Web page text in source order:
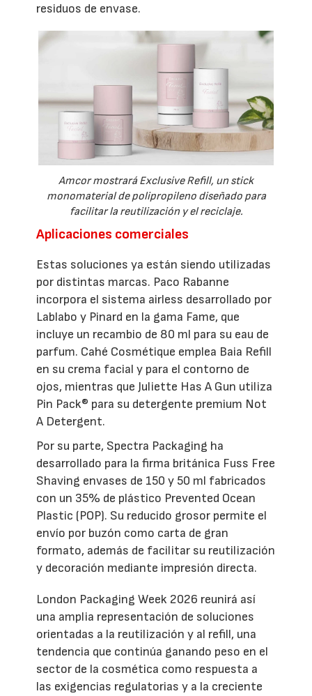
residuos de envase.
Amcor mostrará Exclusive Refill, un stick
monomaterial de polipropileno diseñado para
facilitar la reutilización y el reciclaje.
Aplicaciones comerciales
Estas soluciones ya están siendo utilizadas
por distintas marcas. Paco Rabanne
incorpora el sistema airless desarrollado por
Lablabo y Pinard en la gama Fame, que
incluye un recambio de 80 ml para su eau de
parfum. Cahé Cosmétique emplea Baia Refill
en su crema facial y para el contorno de
ojos, mientras que Juliette Has A Gun utiliza
Pin Pack® para su detergente premium Not
A Detergent.
Por su parte, Spectra Packaging ha
desarrollado para la firma británica Fuss Free
Shaving envases de 150 y 50 ml fabricados
con un 35% de plástico Prevented Ocean
Plastic (POP). Su reducido grosor permite el
envío por buzón como carta de gran
formato, además de facilitar su reutilización
y decoración mediante impresión directa.
London Packaging Week 2026 reunirá así
una amplia representación de soluciones
orientadas a la reutilización y al refill, una
tendencia que continúa ganando peso en el
sector de la cosmética como respuesta a
las exigencias regulatorias y a la creciente